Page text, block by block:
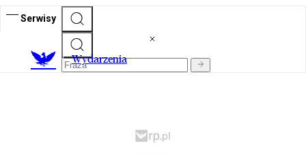
Serwisy
Wydarzenia